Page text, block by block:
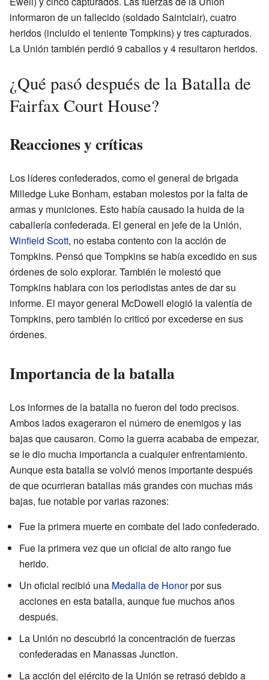
informaron de un fallecido (soldado Saintclair), cuatro
heridos (incluido el teniente Tompkins) y tres capturados.
La Unión también perdió 9 caballos y 4 resultaron heridos.
¿Qué pasó después de la Batalla de
Fairfax Court House?
Reacciones y críticas
Los líderes confederados, como el general de brigada
Milledge Luke Bonham, estaban molestos por la falta de
armas y municiones. Esto había causado la huida de la
caballería confederada. El general en jefe de la Unión,
Winfield Scott, no estaba contento con la acción de
Tompkins. Pensó que Tompkins se había excedido en sus
órdenes de solo explorar. También le molestó que
Tompkins hablara con los periodistas antes de dar su
informe. El mayor general McDowell elogió la valentía de
Tompkins, pero también lo criticó por excederse en sus
órdenes.
Importancia de la batalla
Los informes de la batalla no fueron del todo precisos.
Ambos lados exageraron el número de enemigos y las
bajas que causaron. Como la guerra acababa de empezar,
se le dio mucha importancia a cualquier enfrentamiento.
Aunque esta batalla se volvió menos importante después
de que ocurrieran batallas más grandes con muchas más
bajas, fue notable por varias razones:
Fue la primera muerte en combate del lado confederado.
Fue la primera vez que un oficial de alto rango fue
herido.
Un oficial recibió una Medalla de Honorpor sus
acciones en esta batalla, aunque fue muchos años
después.
La Unión no descubrió la concentración de fuerzas
confederadas en Manassas Junction.
La acción del ejército de la Unión se retrasó debido a